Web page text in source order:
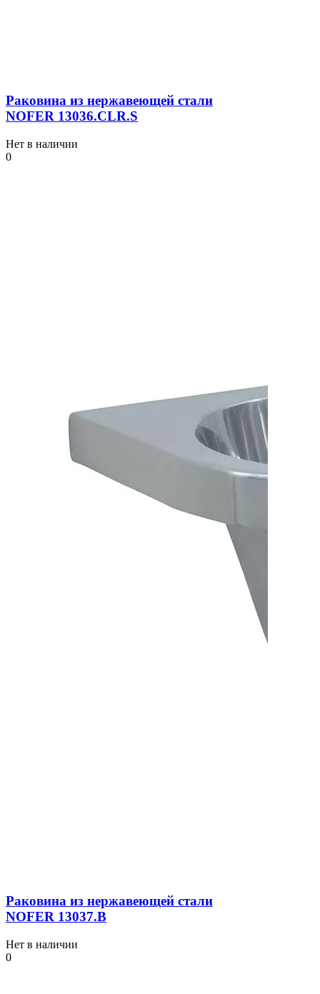
Раковина из нержавеющей стали
NOFER 13036.СLR.S
Нет в наличии
0
Раковина из нержавеющей стали
NOFER 13037.B
Нет в наличии
0